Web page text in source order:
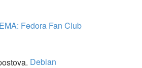
Fedora Fan Club
Debian